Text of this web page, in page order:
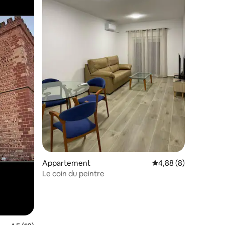
: 5 sur 5
Appartement Évaluation moyenne
4,88 (8)
Le coin du peintre